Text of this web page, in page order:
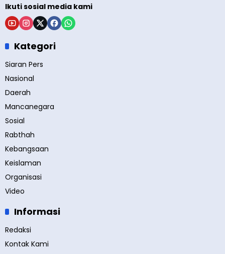
Ikuti sosial media kami
Kategori
Siaran Pers
Nasional
Daerah
Mancanegara
Sosial
Rabthah
Kebangsaan
Keislaman
Organisasi
Video
Informasi
Redaksi
Kontak Kami